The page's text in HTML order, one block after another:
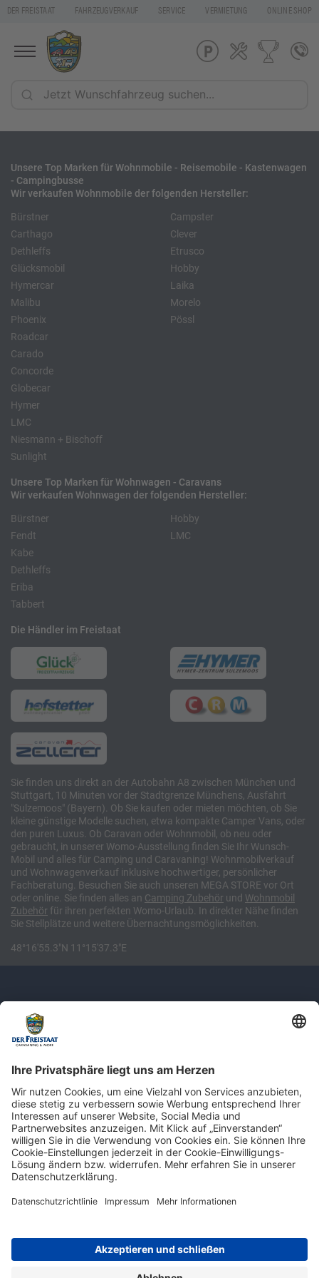
DER FREISTAAT FAHRZEUGVERKAUF SERVICE VERMIETUNG ONLINE SHOP
Unsere Top Marken für Wohnmobile - Reisemobile - Kastenwagen
- Campingbusse
Wir verkaufen Wohnmobile der folgenden Hersteller:
Bürstner
Carthago
Dethleffs
Glücksmobil
Hymercar
Malibu
Phoenix
Roadcar
Campster
Clever
Etrusco
Hobby
Laika
Morelo
Pössl
Carado
Concorde
Globecar
Hymer
LMC
Niesmann + Bischoff
Sunlight
Unsere Top Marken für Wohnwagen - Caravans
Wir verkaufen Wohnwagen der folgenden Hersteller:
Bürstner
Fendt
Kabe
Hobby
LMC
Dethleffs
Eriba
Tabbert
Die Händler im Freistaat
Sie finden uns direkt an der Autobahn A8 zwischen München und
Stuttgart, 10 Minuten vor der Stadtgrenze Münchens, Ausfahrt
"Sulzemoos" (Bayern). Ob Sie kaufen oder mieten möchten, ob Sie
kleine günstige Modelle suchen, etwa kompakte Camper Vans, oder
den puren Luxus. Ob Caravan oder Wohnmobil, ob neu oder
gebraucht, in unserer Womo-Ausstellung finden Sie Ihr Wunsch-
Mobil und alles für Camping und Caravaning! Wohnmobilverkauf
und Wohnwagenverkauf inklusive hochwertiger, persönlicher
Fachberatung. Besuchen Sie auch unseren MEGA STORE vor Ort
oder online. Sie finden alles an Camping Zubehör und Wohnmobil
Zubehör für ihren perfekten Womo-Urlaub. In direkter Nähe finden
Sie Stellplätze und weitere Übernachtungsmöglichkeiten.
48°16'55.3"N 11°15'37.3"E
Newsletter: Jetzt auf
shop.derfreistaat.de anmelden und
einen 5€ Gutschein für unseren Online-
Shop erhalten!*
Impressum Datenschutz Barrierefreiheit